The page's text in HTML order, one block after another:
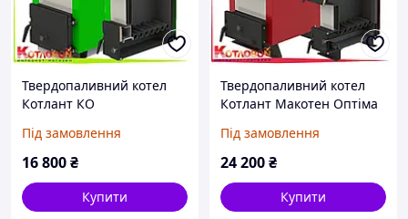
Твердопаливний котел
Котлант КО
Під замовлення
16 800₴
Купити
Твердопаливний котел
Котлант Макотен Оптіма
Під замовлення
24 200₴
Купити